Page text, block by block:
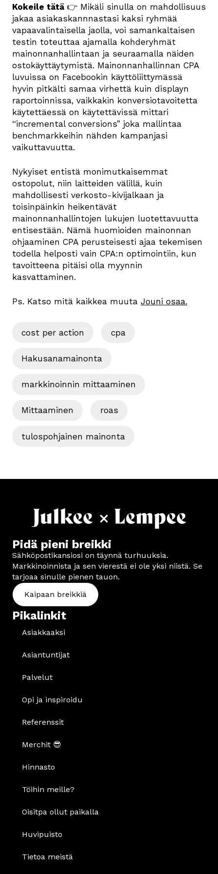
Kokeile tätä 👉 Mikäli sinulla on mahdollisuus
jakaa asiakaskannnastasi kaksi ryhmää
vapaavalintaisella jaolla, voi samankaltaisen
testin toteuttaa ajamalla kohderyhmät
mainonnanhallintaan ja seuraamalla näiden
ostokäyttäytymistä. Mainonnanhallinnan CPA
luvuissa on Facebookin käyttöliittymässä
hyvin pitkälti samaa virhettä kuin displayn
raportoinnissa, vaikkakin konversiotavoitetta
käytettäessä on käytettävissä mittari
“incremental conversions” joka mallintaa
benchmarkkeihin nähden kampanjasi
vaikuttavuutta.
Nykyiset entistä monimutkaisemmat
ostopolut, niin laitteiden välillä, kuin
mahdollisesti verkosto-kivijalkaan ja
toisinpäinkin heikentävät
mainonnanhallintojen lukujen luotettavuutta
entisestään. Nämä huomioiden mainonnan
ohjaaminen CPA perusteisesti ajaa tekemisen
todella helposti vain CPA:n optimointiin, kun
tavoitteena pitäisi olla myynnin
kasvattaminen.
Ps. Katso mitä kaikkea muuta Jouni osaa.
cost per action cpa
Hakusanamainonta
markkinoinnin mittaaminen
Mittaaminen roas
tulospohjainen mainonta
Pidä pieni breikki
Sähköpostikansiosi on täynnä turhuuksia.
Markkinoinnista ja sen vierestä ei ole yksi niistä. Se
tarjoaa sinulle pienen tauon.
Kaipaan breikkiä
Pikalinkit
Asiakkaaksi
Asiantuntijat
Palvelut
Opi ja inspiroidu
Referenssit
Merchit 😎
Hinnasto
Töihin meille?
Oisitpa ollut paikalla
Huvipuisto
Tietoa meistä